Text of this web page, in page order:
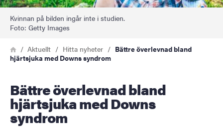
Kvinnan på bilden ingår inte i studien.
Foto: Getty Images
Länkstig
HemAktuellt Hitta nyheter
Bättre överlevnad bland
hjärtsjuka med Downs syndrom
Bättre överlevnad bland
hjärtsjuka med Downs
syndrom